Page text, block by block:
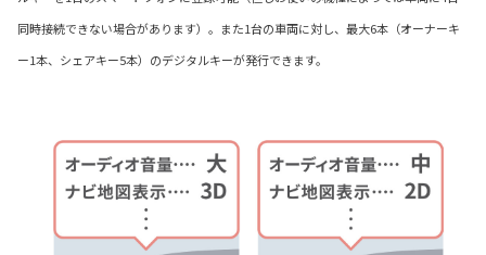
同時接続できない場合があります）。また1台の車両に対し、最大6本（オーナーキ
ー1本、シェアキー5本）のデジタルキーが発行できます。